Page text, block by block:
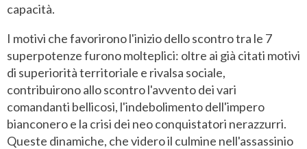
capacità.
I motivi che favorirono l'inizio dello scontro tra le 7
superpotenze furono molteplici: oltre ai già citati motivi
di superiorità territoriale e rivalsa sociale,
contribuirono allo scontro l'avvento dei vari
comandanti bellicosi, l'indebolimento dell'impero
bianconero e la crisi dei neo conquistatori nerazzurri.
Queste dinamiche, che videro il culmine nell'assassinio